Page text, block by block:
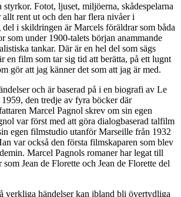
Fotot, ljuset, miljöerna, skådespelarna
allt rent ut och den har flera nivåer i
i skildringen är Marcels föräldrar som båda
som under 1900-talets början anammande
tankar. Där är en hel del som sägs
en film som tar sig tid att berätta, på ett lugnt
gör att jag känner det som att jag är med.
och är baserad på i en biografi av Le
1959, den tredje av fyra böcker där
Marcel Pagnol skrev om sin egen
var först med att göra dialogbaserad talfilm
egen filmstudio utanför Marseille från 1932
var också den första filmskaparen som blev
Marcel Pagnols romaner har legat till
Jean de Florette och Jean de Florette del
verkliga händelser kan ibland bli övertydliga